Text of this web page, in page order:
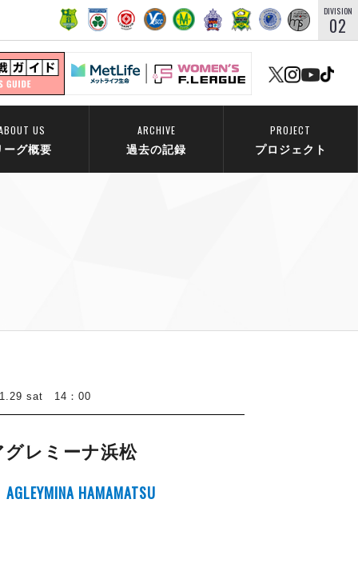
DIVISION
02
US
ーグ概要
ARCHIVE
過去の記録
PROJECT
プロジェクト
sat 14：00
グレミーナ浜松
AGLEYMINA HAMAMATSU